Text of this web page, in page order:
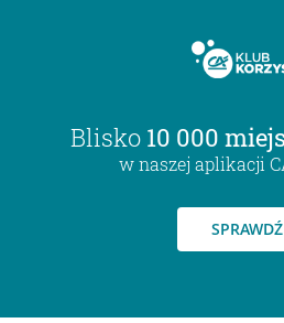
Blisko 10 000
w naszej aplikacji
SPRAWDŹ